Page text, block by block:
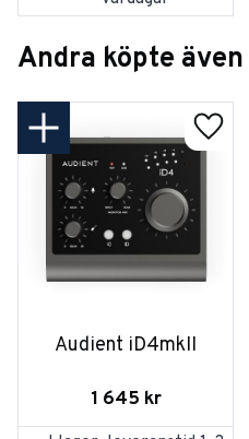
Andra köpte även
Audient iD4mkII
1 645 kr